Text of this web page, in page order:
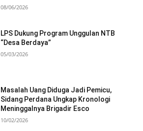
08/06/2026
LPS Dukung Program Unggulan NTB
“Desa Berdaya”
05/03/2026
Masalah Uang Diduga Jadi Pemicu,
Sidang Perdana Ungkap Kronologi
Meninggalnya Brigadir Esco
10/02/2026